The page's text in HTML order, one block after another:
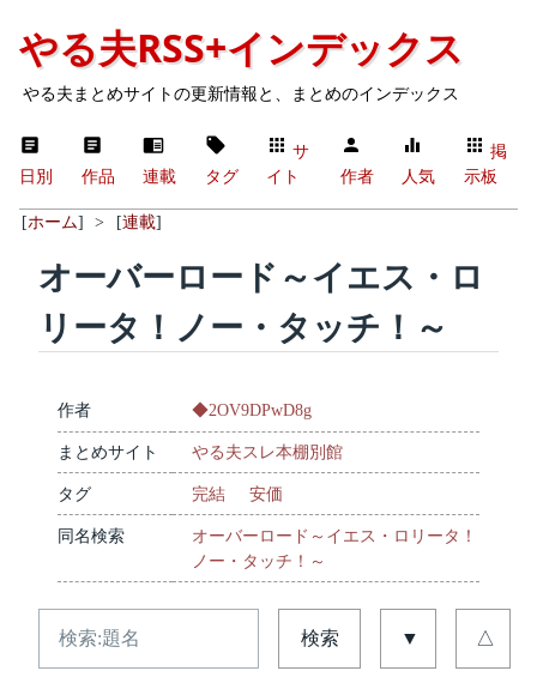
やる夫RSS+インデックス
やる夫まとめサイトの更新情報と、まとめのインデックス
日別 作品 連載 タグ
サ
イト
作者 人気
掲
示板
[ホーム] > [連載]
オーバーロード～イエス・ロ
リータ！ノー・タッチ！～
作者 ◆2OV9DPwD8g
まとめサイト やる夫スレ本棚別館
タグ 完結 安価
同名検索
オーバーロード～イエス・ロリータ！
ノー・タッチ！～
検索 ▼ △